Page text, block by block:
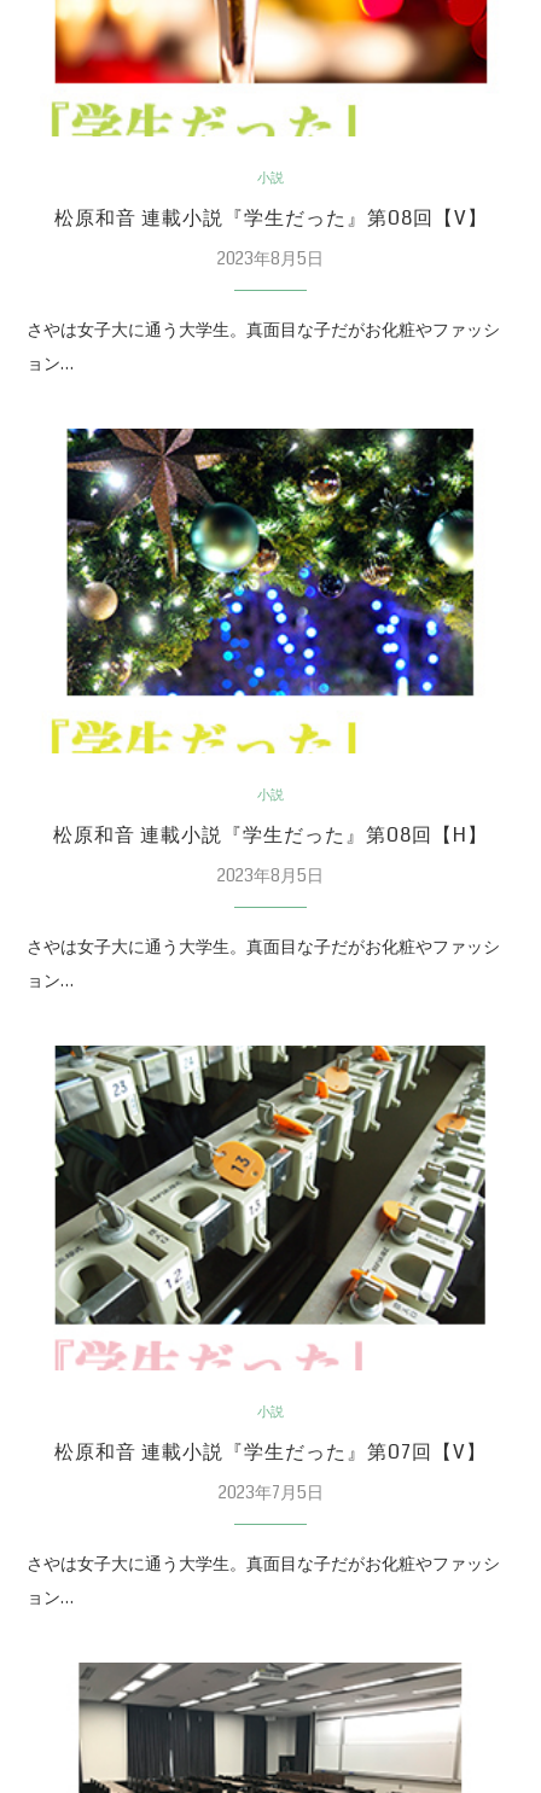
小説
松原和音 連載小説『学生だった』第08回【V】
2023年8月5日
さやは女子大に通う大学生。真面目な子だがお化粧やファッシ
ョン…
小説
松原和音 連載小説『学生だった』第08回【H】
2023年8月5日
さやは女子大に通う大学生。真面目な子だがお化粧やファッシ
ョン…
小説
松原和音 連載小説『学生だった』第07回【V】
2023年7月5日
さやは女子大に通う大学生。真面目な子だがお化粧やファッシ
ョン…